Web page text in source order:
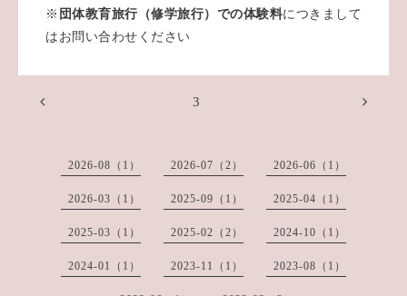
※ 団体教育旅行（修学旅行）での体験料につきまして
はお問い合わせください
3
2026-08（1） 2026-07（2） 2026-06（1）
2026-03（1） 2025-09（1） 2025-04（1）
2025-03（1） 2025-02（2） 2024-10（1）
2024-01（1） 2023-11（1） 2023-08（1）